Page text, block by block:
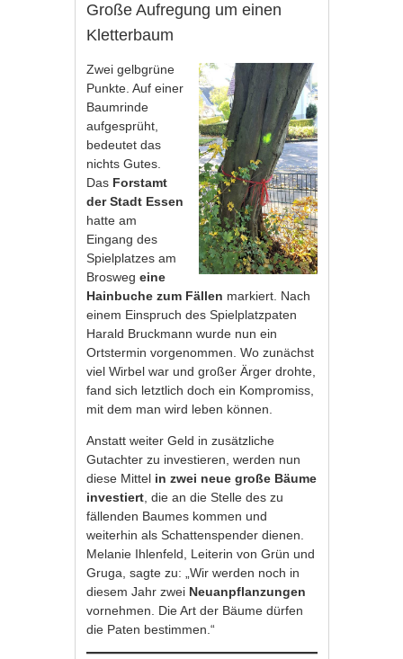
Große Aufregung um einen
Kletterbaum
Zwei gelbgrüne
Punkte. Auf einer
Baumrinde
aufgesprüht,
bedeutet das
nichts Gutes.
Das Forstamt
der Stadt Essen
hatte am
Eingang des
Spielplatzes am
Broswegeine
Hainbuche zum Fällen markiert. Nach
einem Einspruch des Spielplatzpaten
Harald Bruckmann wurde nun ein
Ortstermin vorgenommen. Wo zunächst
viel Wirbel war und großer Ärger drohte,
fand sich letztlich doch ein Kompromiss,
mit dem man wird leben können.
Anstatt weiter Geld in zusätzliche
Gutachter zu investieren, werden nun
diese Mittel in zwei neue große Bäume
investiert , die an die Stelle des zu
fällenden Baumes kommen und
weiterhin als Schattenspender dienen.
Melanie Ihlenfeld, Leiterin von Grün und
Gruga, sagte zu: „Wir werden noch in
diesem Jahr zwei Neuanpflanzungen
vornehmen. Die Art der Bäume dürfen
die Paten bestimmen.“